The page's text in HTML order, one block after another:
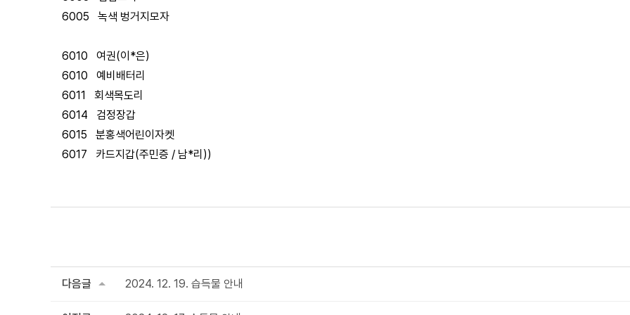
6005 녹색 벙거지모자
6010 여권(이*은)
6010 예비배터리
6011 회색목도리
6014 검정장갑
6015 분홍색어린이자켓
6017 카드지갑(주민증 / 남*리))
다음글 2024. 12. 19. 습득물 안내